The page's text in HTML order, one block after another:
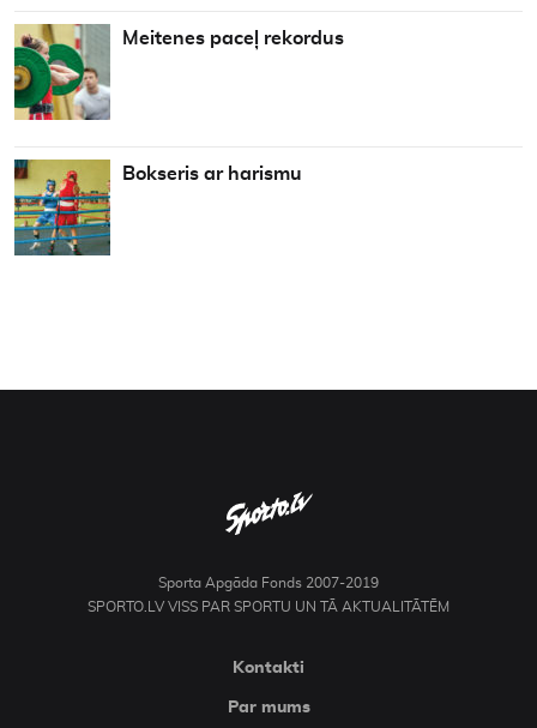
Meitenes paceļ rekordus
Bokseris ar harismu
Sporta Apgāda Fonds 2007-2019
SPORTO.LV VISS PAR SPORTU UN TĀ AKTUALITĀTĒM
Kontakti
Par mums